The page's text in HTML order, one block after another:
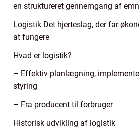
en struktureret gennemgang af
Logistik Det hjerteslag, der får
at fungere
Hvad er logistik?
– Effektiv planlægning,
styring
– Fra producent til forbruger
Historisk udvikling af logistik